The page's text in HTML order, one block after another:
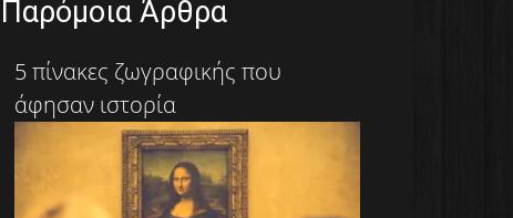
Παρόμοια Άρθρα
5 πίνακες ζωγραφικής που
άφησαν ιστορία